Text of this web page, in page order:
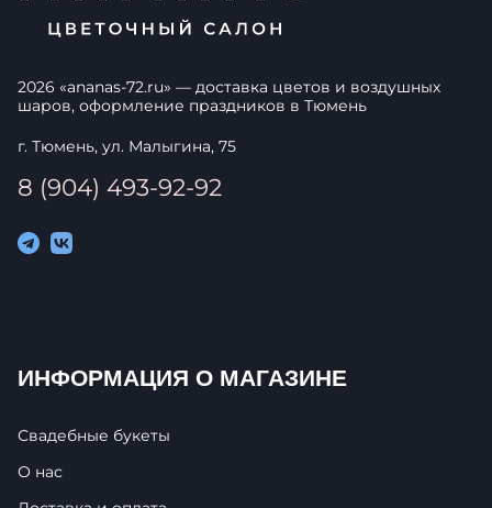
2026 «ananas-72.ru» — доставка цветов и воздушных
шаров, оформление праздников в Тюмень
г. Тюмень, ул. Малыгина, 75
8 (904) 493-92-92
ИНФОРМАЦИЯ О МАГАЗИНЕ
Свадебные букеты
О нас